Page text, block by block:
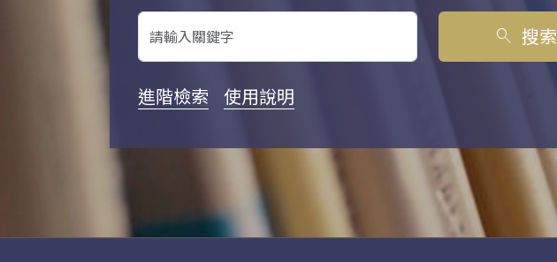
search 搜索
進階檢索 使用說明